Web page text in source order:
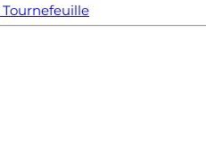
Tournefeuille